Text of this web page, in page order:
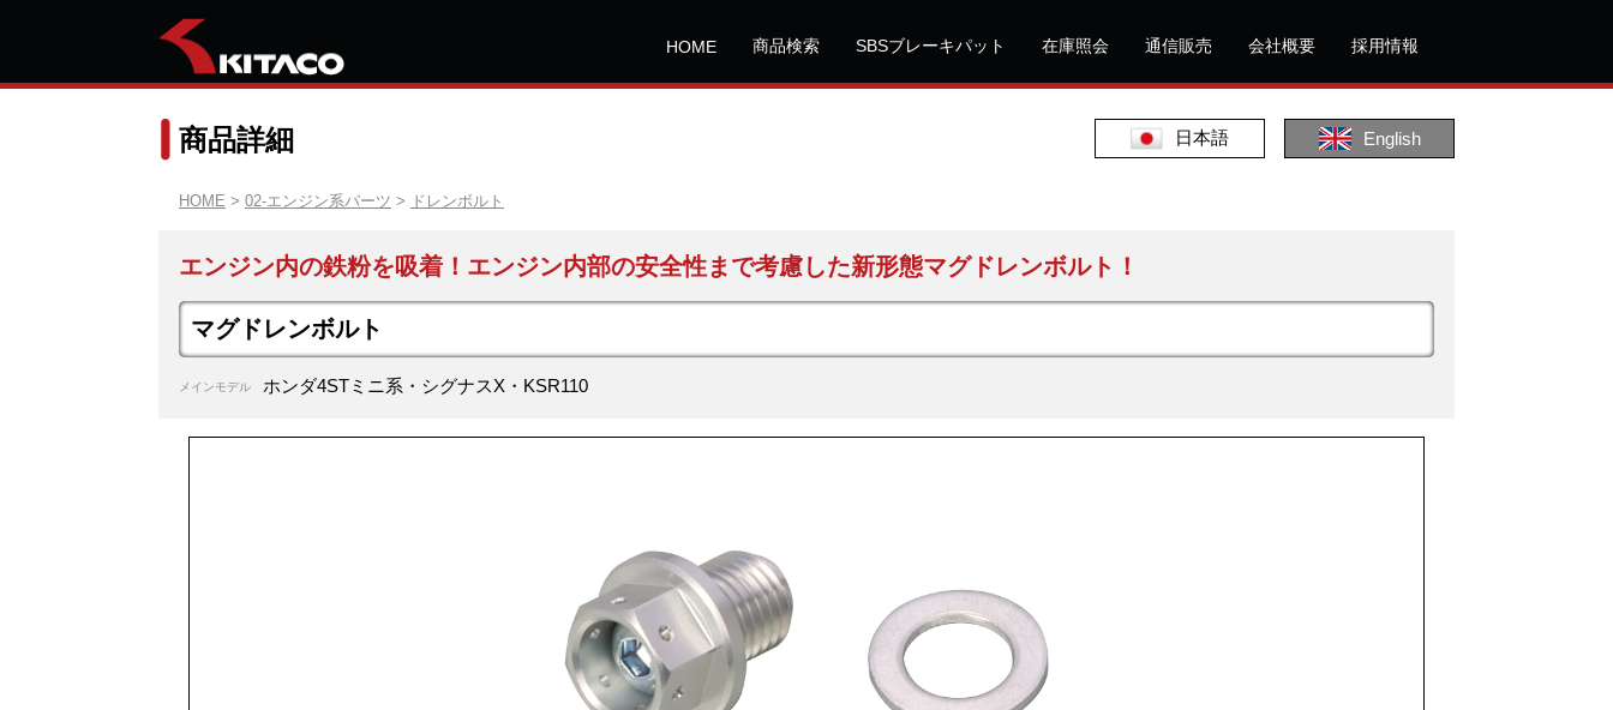
HOME 商品検索 SBSブレーキパット 在庫照会 通信販売 会社概要 採用情報
日本語 English
商品詳細
HOME > 02-エンジン系パーツ > ドレンボルト
エンジン内の鉄粉を吸着！エンジン内部の安全性まで考慮した新形態マグドレンボルト！
マグドレンボルト
メインモデル ホンダ4STミニ系・シグナスX・KSR110